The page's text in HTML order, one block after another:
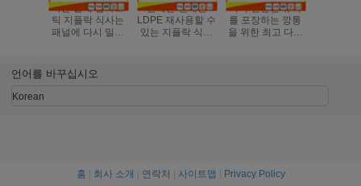
빠른 물개 플라스
틱 지플락 식사는
패널에 다시 밀봉
다
관례는 인쇄한
LDPE 재사용할 수
있는 지플락 식사
지퍼 신선한 유지
를 포장하는 깡통
을 위한 최고 다시
언어를 바꾸십시오
Korean
홈 회사 소개 연락처 사이트맵 Privacy Policy